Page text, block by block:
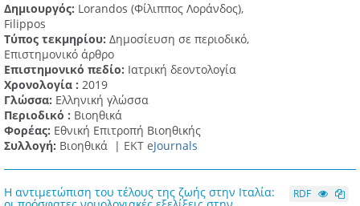
Δημιουργός: Lorandos (Φίλιππος Λοράνδος),
Filippos
Τύπος τεκμηρίου: Δημοσίευση σε περιοδικό,
Επιστημονικό άρθρο
Επιστημονικό πεδίο: Ιατρική δεοντολογία
Χρονολογία : 2019
Γλώσσα: Ελληνική γλώσσα
Περιοδικό : Βιοηθικά
Φορέας: Εθνική Επιτροπή Βιοηθικής
Συλλογή: Βιοηθικά | ΕΚΤ eJournals
H αντιμετώπιση του τέλους της ζωής στην Ιταλία: RDF